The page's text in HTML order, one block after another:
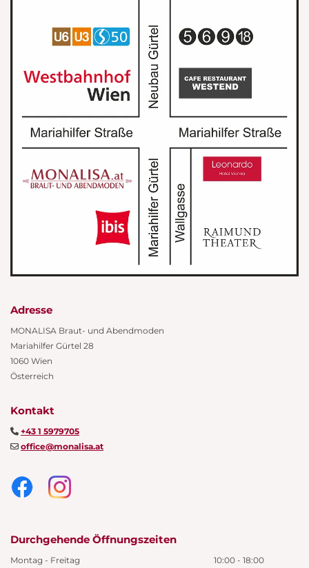
Adresse
MONALISA Braut- und Abendmoden
Mariahilfer Gürtel 28
1060 Wien
Österreich
Kontakt
 +43 1 5979705
 office@monalisa.at
Durchgehende Öffnungszeiten
Montag - Freitag 10:00 - 18:00